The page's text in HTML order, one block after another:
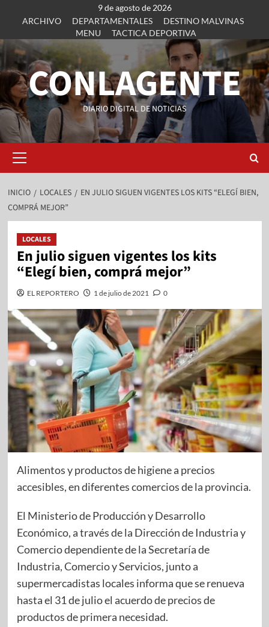
9 de agosto de 2026
ARCHIVO
DEPARTAMENTALES
DESTINO MALVINAS
MENU
TACTICA DEPORTIVA
CONLAGENTE
DIARIO DIGITAL DE NOTICIAS
INICIO LOCALES
EN JULIO SIGUEN VIGENTES LOS KITS “ELEGÍ BIEN,
COMPRÁ MEJOR”
LOCALES
En julio siguen vigentes los kits
“Elegí bien, comprá mejor”
EL REPORTERO 1 de julio de 2021 0
Alimentos y productos de higiene a precios
accesibles, en diferentes comercios de la provincia.
El Ministerio de Producción y Desarrollo
Económico, a través de la Dirección de Industria y
Comercio dependiente de la Secretaría de
Industria, Comercio y Servicios, junto a
supermercadistas locales informa que se renueva
hasta el 31 de julio el acuerdo de precios de
productos de primera necesidad.